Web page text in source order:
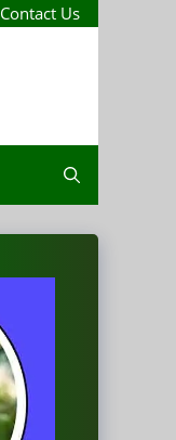
Contact Us